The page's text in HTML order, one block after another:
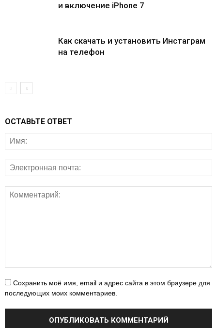
и включение iPhone 7
Как скачать и установить Инстаграм
на телефон
ОСТАВЬТЕ ОТВЕТ
Сохранить моё имя, email и адрес сайта в этом браузере для
последующих моих комментариев.